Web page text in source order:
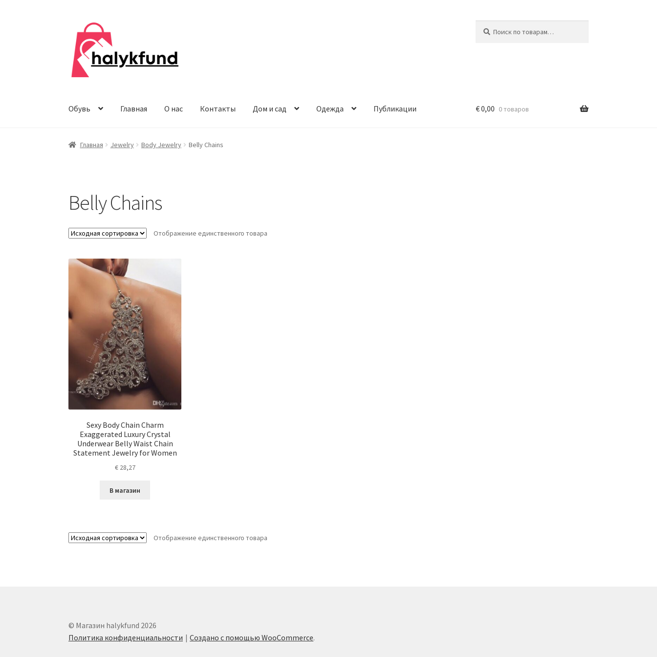
Перейти
навигации
Перейти
содержимому
Обувь Главная О нас Контакты Дом и сад Одежда Публикации €0,00 0 товаров
Главная Jewelry Body Jewelry Belly Chains
Belly Chains
Отображение единственного товара
Sexy Body Chain Charm
Exaggerated Luxury Crystal
Underwear Belly Waist Chain
Statement Jewelry for Women
€28,27
В магазин
Отображение единственного товара
© Магазин halykfund 2026
Политика конфиденциальности
Создано с помощью WooCommerce.